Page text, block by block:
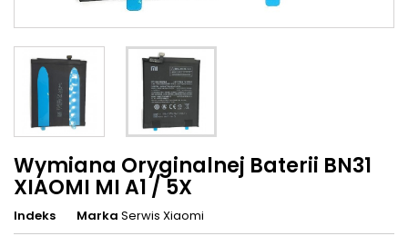
Wymiana Oryginalnej Baterii BN31
XIAOMI MI A1 / 5X
Indeks Marka Serwis Xiaomi